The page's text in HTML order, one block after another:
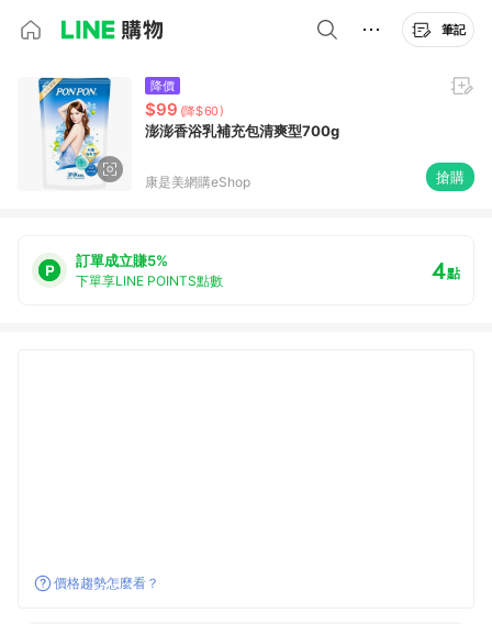
筆記
降價
$99 (降$60)
澎澎香浴乳補充包清爽型700g
康是美網購eShop 搶購
訂單成立賺5%
下單享LINE POINTS點數 4點
價格趨勢怎麼看？